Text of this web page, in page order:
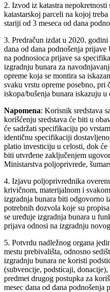
2. Izvod iz katastra nepokretnosti
katastarskoj parceli na kojoj
stariji od 3 meseca od dana
3. Predračun izdat u 2020.
dana od dana podnošenja
na podnosioca prijave sa
izgradnju bunara za
opreme koja se montira sa
svaku vrstu opreme posebno, pri
iskopa/bušenja bunara iskazuju
Napomena: Korisnik sredstava
korišćenju sredstava će biti u
će sadržati specifikaciju po
identičnu specifikaciji
platio investiciju u celosti, dok će
biti utvrđene zaključenjem
Ministarstva poljoprivrede,
4. Izjavu poljoprivrednika
krivičnom, materijalnom i
izgradnja bunara biti odgovorno
potrebnih dozvola koje su
se uređuje izgradnja bunara u
prijava odnosi na izgradnju
5. Potvrdu nadležnog organa
mestu prebivališta, odnosno
izgradnju bunara ne koristi
(subvencije, podsticaji,
predmet drugog postupka za
mesec dana od dana podnošenja